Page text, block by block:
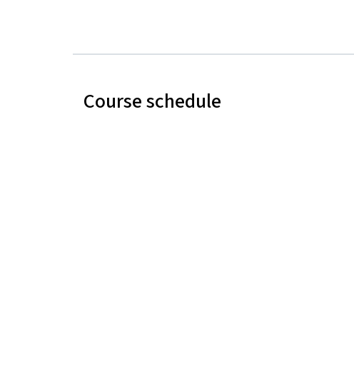
Course schedule